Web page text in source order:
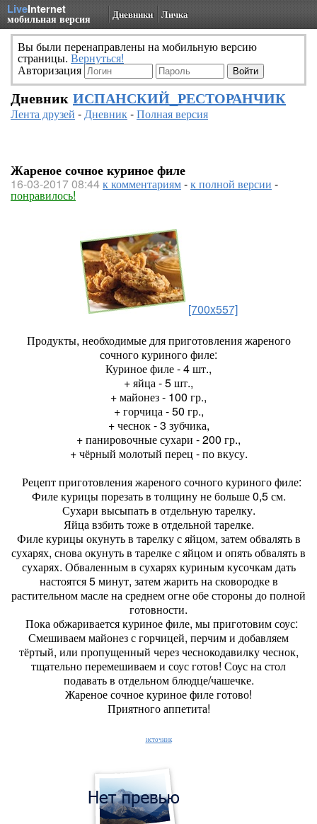
LiveInternet
мобильная версия Дневники Личка
Вы были перенаправлены на мобильную версию
страницы. Вернуться!
Авторизация
Дневник ИСПАНСКИЙ_РЕСТОРАНЧИК
Лента друзей -Дневник-Полная версия
Жареное сочное куриное филе
16-03-2017 08:44к комментариям-к полной версии -
понравилось!
[700x557]
Продукты, необходимые для приготовления жареного
сочного куриного филе:
Куриное филе - 4 шт.,
+ яйца - 5 шт.,
+ майонез - 100 гр.,
+ горчица - 50 гр.,
+ чеснок - 3 зубчика,
+ панировочные сухари - 200 гр.,
+ чёрный молотый перец - по вкусу.
Рецепт приготовления жареного сочного куриного филе:
Филе курицы порезать в толщину не больше 0,5 см.
Сухари высыпать в отдельную тарелку.
Яйца взбить тоже в отдельной тарелке.
Филе курицы окунуть в тарелку с яйцом, затем обвалять в
сухарях, снова окунуть в тарелке с яйцом и опять обвалять в
сухарях. Обваленным в сухарях куриным кусочкам дать
настоятся 5 минут, затем жарить на сковородке в
растительном масле на среднем огне обе стороны до полной
готовности.
Пока обжаривается куриное филе, мы приготовим соус:
Смешиваем майонез с горчицей, перчим и добавляем
тёртый, или пропущенный через чеснокодавилку чеснок,
тщательно перемешиваем и соус готов! Соус на стол
подавать в отдельном блюдце/чашечке.
Жареное сочное куриное филе готово!
Приятного аппетита!
источник